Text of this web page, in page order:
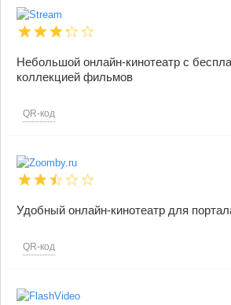
Небольшой онлайн-кинотеатр с
коллекцией фильмов
QR-код
Удобный онлайн-кинотеатр для
QR-код